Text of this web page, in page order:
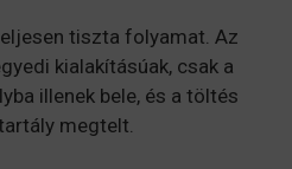
tiszta folyamat. Az
kialakításúak, csak a
illenek bele, és a töltés
megtelt.